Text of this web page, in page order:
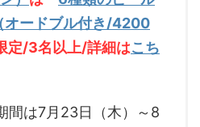
オードブル付き/4200
定/3名以上/詳細はこち
間は7月23日（木）～8